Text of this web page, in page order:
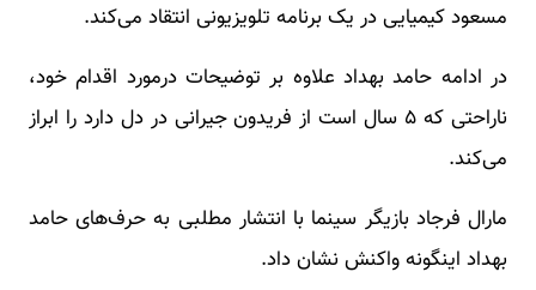
مسعود کیمیایی در یک برنامه تلویزیونی انتقاد می‌کند.
در ادامه حامد بهداد علاوه بر توضیحات درمورد اقدام خود،
ناراحتی که ۵ سال است از فریدون جیرانی در دل دارد را ابراز
می‌کند.
مارال فرجاد بازیگر سینما با انتشار مطلبی به حرف‌های حامد
بهداد اینگونه واکنش نشان داد.